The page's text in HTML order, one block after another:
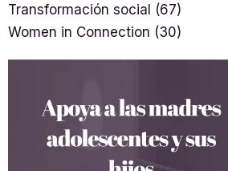
Transformación social (67)
Women in Connection (30)